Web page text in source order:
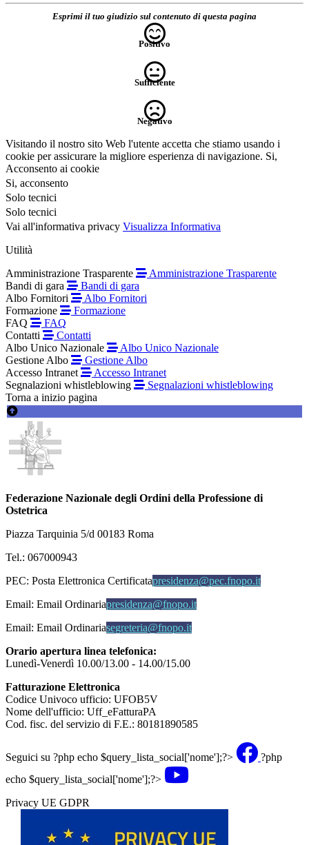
Esprimi il tuo giudizio sul contenuto di questa pagina
Positivo
Sufficiente
Negativo
Visitando il nostro sito Web l'utente accetta che stiamo usando i
cookie per assicurare la migliore esperienza di navigazione. Si,
Acconsento ai cookie
Si, acconsento
Solo tecnici
Solo tecnici
Vai all'informativa privacy Visualizza Informativa
Utilità
Amministrazione Trasparente
Amministrazione Trasparente
Bandi di gara
Bandi di gara
Albo Fornitori
Albo Fornitori
Formazione
Formazione
FAQ
FAQ
Contatti
Contatti
Albo Unico Nazionale
Albo Unico Nazionale
Gestione Albo
Gestione Albo
Accesso Intranet
Accesso Intranet
Segnalazioni whistleblowing
Segnalazioni whistleblowing
Torna a inizio pagina
Federazione Nazionale degli Ordini della Professione di
Ostetrica
Piazza Tarquinia 5/d 00183 Roma
Tel.: 067000943
PEC: Posta Elettronica Certificatapresidenza@pec.fnopo.it
Email: Email Ordinariapresidenza@fnopo.it
Email: Email Ordinariasegreteria@fnopo.it
Orario apertura linea telefonica:
Lunedì-Venerdì 10.00/13.00 - 14.00/15.00
Fatturazione Elettronica
Codice Univoco ufficio: UFOB5V
Nome dell'ufficio: Uff_eFatturaPA
Cod. fisc. del servizio di F.E.: 80181890585
Seguici su ?php echo $query_lista_social['nome'];?>
?php
echo $query_lista_social['nome'];?>
Privacy UE GDPR